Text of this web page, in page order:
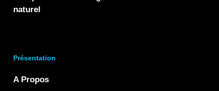
naturel
Présentation
A Propos